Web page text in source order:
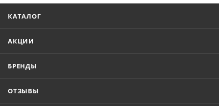
КАТАЛОГ
АКЦИИ
БРЕНДЫ
ОТЗЫВЫ